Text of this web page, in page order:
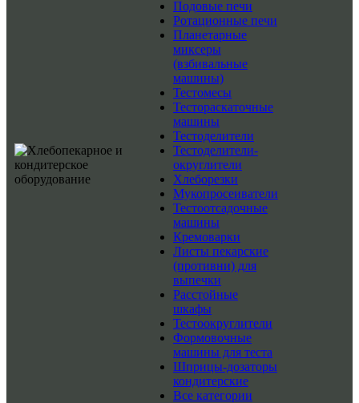
Подовые печи
Ротационные печи
Планетарные
миксеры
(взбивальные
машины)
Тестомесы
Тестораскаточные
машины
Тестоделители
Тестоделители-
округлители
Хлеборезки
Мукопросеиватели
Тестоотсадочные
машины
Кремоварки
Листы пекарские
(противни) для
выпечки
Расстойные
шкафы
Тестоокруглители
Формовочные
машины для теста
Шприцы-дозаторы
кондитерские
Все категории